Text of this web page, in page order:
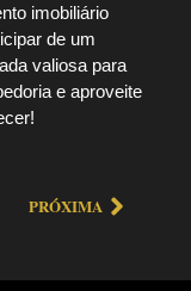
imobiliário
de um
valiosa para
e aproveite
PRÓXIMA